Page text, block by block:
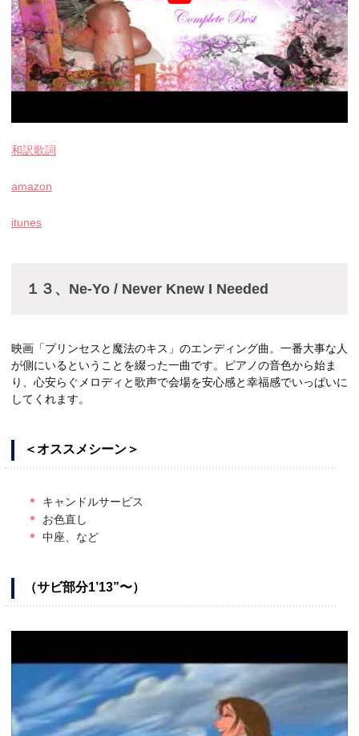
和訳歌詞
amazon
itunes
１３、Ne-Yo / Never Knew I Needed
映画「プリンセスと魔法のキス」のエンディング曲。一番大事な人
が側にいるということを綴った一曲です。ピアノの音色から始ま
り、心安らぐメロディと歌声で会場を安心感と幸福感でいっぱいに
してくれます。
＜オススメシーン＞
キャンドルサービス
お色直し
中座、など
（サビ部分1’13”〜）